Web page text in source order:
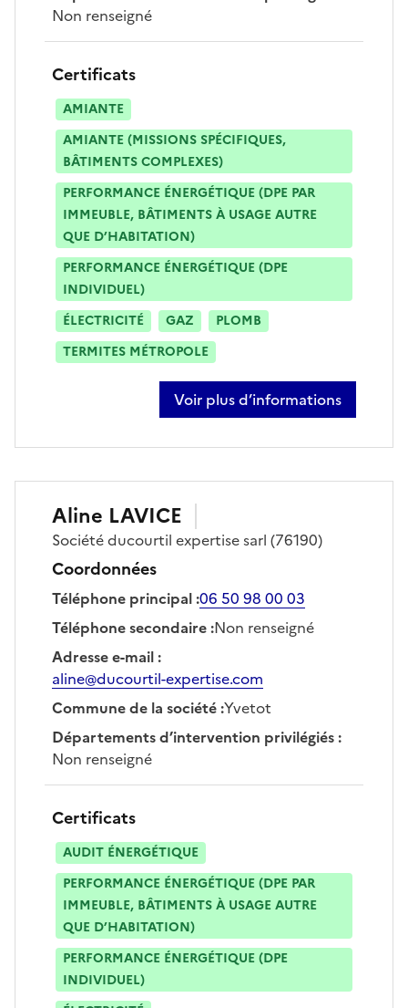
Non renseigné
Certificats
AMIANTE
AMIANTE (MISSIONS SPÉCIFIQUES,
BÂTIMENTS COMPLEXES)
PERFORMANCE ÉNERGÉTIQUE (DPE PAR
IMMEUBLE, BÂTIMENTS À USAGE AUTRE
QUE D’HABITATION)
PERFORMANCE ÉNERGÉTIQUE (DPE
INDIVIDUEL)
ÉLECTRICITÉ
GAZ
PLOMB
TERMITES MÉTROPOLE
Voir plus d’informations
sur fabien lamy
Aline LAVICE
Sociétéducourtil expertise sarl (76190)
Coordonnées
Téléphone principal:06 50 98 00 03
Téléphone secondaire:Non renseigné
Adresse e-mail:
aline@ducourtil-expertise.com
Commune de la société:Yvetot
Départements d’intervention privilégiés:
Non renseigné
Certificats
AUDIT ÉNERGÉTIQUE
PERFORMANCE ÉNERGÉTIQUE (DPE PAR
IMMEUBLE, BÂTIMENTS À USAGE AUTRE
QUE D’HABITATION)
PERFORMANCE ÉNERGÉTIQUE (DPE
INDIVIDUEL)